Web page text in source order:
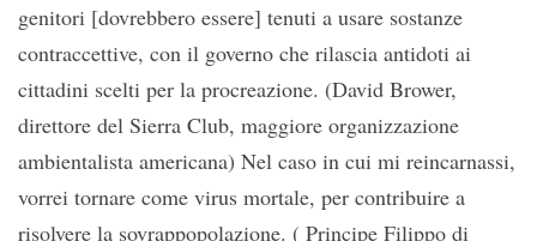
genitori [dovrebbero essere] tenuti a usare sostanze
contraccettive, con il governo che rilascia antidoti ai
cittadini scelti per la procreazione. (David Brower,
direttore del Sierra Club, maggiore organizzazione
ambientalista americana) Nel caso in cui mi reincarnassi,
vorrei tornare come virus mortale, per contribuire a
risolvere la sovrappopolazione. ( Principe Filippo di